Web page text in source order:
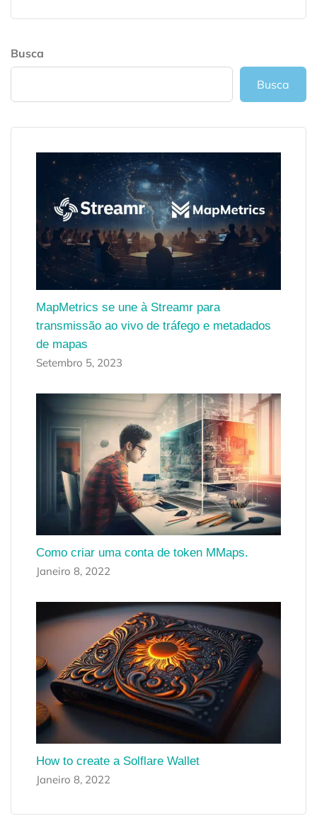
Busca
Busca
MapMetrics se une à Streamr para
transmissão ao vivo de tráfego e metadados
de mapas
Setembro 5, 2023
Como criar uma conta de token MMaps.
Janeiro 8, 2022
How to create a Solflare Wallet
Janeiro 8, 2022